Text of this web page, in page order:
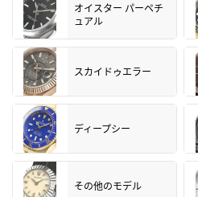
オイスター パーペチ
ュアル
スカイドゥエラー
ディープシー
その他のモデル